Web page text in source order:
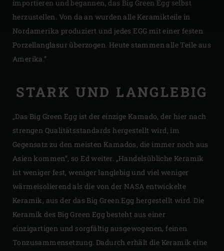
importieren und begannen, das Big Green Egg selbst
herzustellen. Von da an wurden alle Keramikteile in
Nordamerika produziert und jedes EGG mit einer festen
Porzellanglasur überzogen. Heute stammen alle Teile aus
Amerika.”
STARK UND LANGLEBIG
„Das Big Green Egg ist der einzige Kamado, der hier nach
strengen Qualitätsstandards hergestellt wird, im
Gegensatz zu den meisten Kamados, die immer noch aus
Asien kommen”, so Ed weiter. „Handelsübliche Keramik
ist weniger fest, weniger langlebig und viel weniger
wärmeisolierend als die von der NASA entwickelte
Keramik, aus der das Big Green Egg hergestellt wird. Die
Keramik des Big Green Egg besteht aus einer
einzigartigen und sorgfältig ausgewogenen, feinen
Tonzusammensetzung. Dadurch erhält die Keramik eine